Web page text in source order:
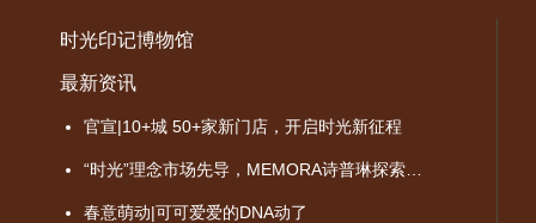
时光印记博物馆
最新资讯
官宣|10+城 50+家新门店，开启时光新征程
春意萌动|可可爱爱的DNA动了